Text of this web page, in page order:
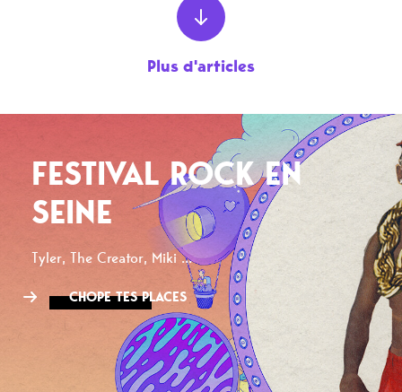
Plus d'articles
FESTIVAL ROCK EN
SEINE
Tyler, The Creator, Miki ...
CHOPE TES PLACES